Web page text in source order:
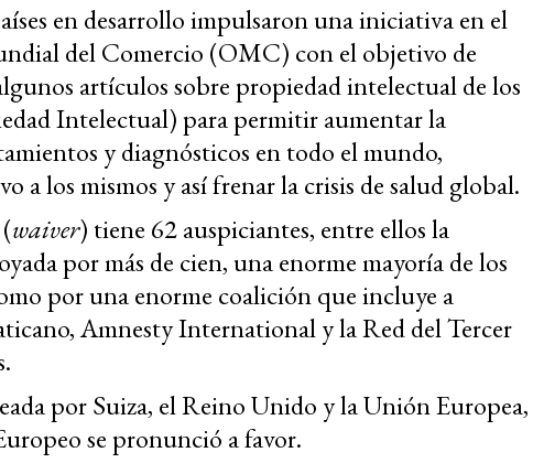
en desarrollo impulsaron una iniciativa en el
del Comercio (OMC) con el objetivo de
artículos sobre propiedad intelectual de los
Intelectual) para permitir aumentar la
y diagnósticos en todo el mundo,
a los mismos y así frenar la crisis de salud global.
waiver) tiene 62 auspiciantes, entre ellos la
por más de cien, una enorme mayoría de los
por una enorme coalición que incluye a
Amnesty International y la Red del Tercer
por Suiza, el Reino Unido y la Unión Europea,
se pronunció a favor.